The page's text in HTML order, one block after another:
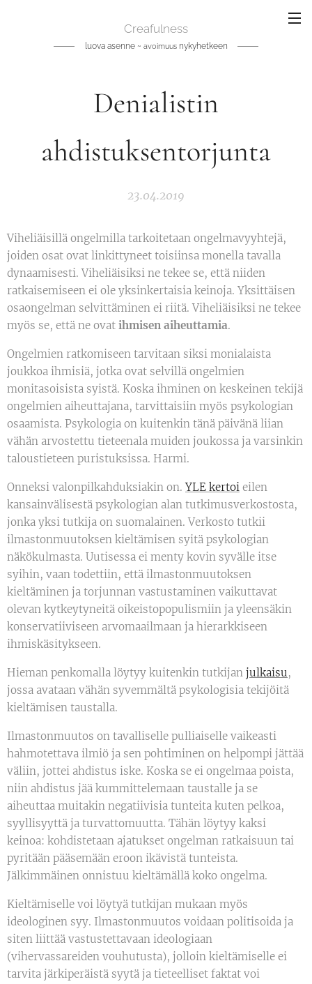
Creafulness
luova asenne ~ avoimuusnykyhetkeen
Denialistin
ahdistuksentorjunta
23.04.2019
Viheliäisillä ongelmilla tarkoitetaan ongelmavyyhtejä,
joiden osat ovat linkittyneet toisiinsa monella tavalla
dynaamisesti. Viheliäisiksi ne tekee se, että niiden
ratkaisemiseen ei ole yksinkertaisia keinoja. Yksittäisen
osaongelman selvittäminen ei riitä. Viheliäisiksi ne tekee
myös se, että ne ovat ihmisen aiheuttamia.
Ongelmien ratkomiseen tarvitaan siksi monialaista
joukkoa ihmisiä, jotka ovat selvillä ongelmien
monitasoisista syistä. Koska ihminen on keskeinen tekijä
ongelmien aiheuttajana, tarvittaisiin myös psykologian
osaamista. Psykologia on kuitenkin tänä päivänä liian
vähän arvostettu tieteenala muiden joukossa ja varsinkin
taloustieteen puristuksissa. Harmi.
Onneksi valonpilkahduksiakin on.YLE kertoi eilen
kansainvälisestä psykologian alan tutkimusverkostosta,
jonka yksi tutkija on suomalainen. Verkosto tutkii
ilmastonmuutoksen kieltämisen syitä psykologian
näkökulmasta. Uutisessa ei menty kovin syvälle itse
syihin, vaan todettiin, että ilmastonmuutoksen
kieltäminen ja torjunnan vastustaminen vaikuttavat
olevan kytkeytyneitä oikeistopopulismiin ja yleensäkin
konservatiiviseen arvomaailmaan ja hierarkkiseen
ihmiskäsitykseen.
Hieman penkomalla löytyy kuitenkin tutkijan julkaisu,
jossa avataan vähän syvemmältä psykologisia tekijöitä
kieltämisen taustalla.
Ilmastonmuutos on tavalliselle pulliaiselle vaikeasti
hahmotettava ilmiö ja sen pohtiminen on helpompi jättää
väliin, jottei ahdistus iske. Koska se ei ongelmaa poista,
niin ahdistus jää kummittelemaan taustalle ja se
aiheuttaa muitakin negatiivisia tunteita kuten pelkoa,
syyllisyyttä ja turvattomuutta. Tähän löytyy kaksi
keinoa: kohdistetaan ajatukset ongelman ratkaisuun tai
pyritään pääsemään eroon ikävistä tunteista.
Jälkimmäinen onnistuu kieltämällä koko ongelma.
Kieltämiselle voi löytyä tutkijan mukaan myös
ideologinen syy. Ilmastonmuutos voidaan politisoida ja
siten liittää vastustettavaan ideologiaan
(vihervassareiden vouhutusta), jolloin kieltämiselle ei
tarvita järkiperäistä syytä ja tieteelliset faktat voi